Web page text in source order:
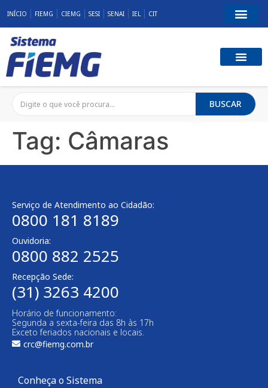
INÍCIO FIEMG CIEMG SESI SENAI IEL CIT
BUSCAR
Tag: Câmaras
Serviço de Atendimento ao Cidadão:
0800 181 8189
Ouvidoria:
0800 882 2525​
Recepção Sede:
(31) 3263 4200
Horário de funcionamento:
Segunda a sexta-feira das 8h às 17h
Exceto feriados nacionais e locais.
crc@fiemg.com.br
Conheça o Sistema